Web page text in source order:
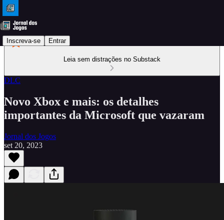
Inscreva-se Entrar
Leia sem distrações no Substack
DLC
Novo Xbox e mais: os detalhes
importantes da Microsoft que vazaram
Jornal dos Jogos
set 20, 2023